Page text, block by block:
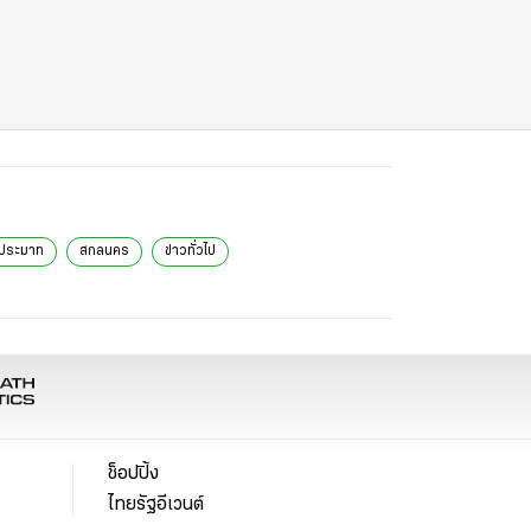
ระมาท สกลนคร ข่าวทั่วไป
ช็อปปิ้ง
ไทยรัฐอีเวนต์